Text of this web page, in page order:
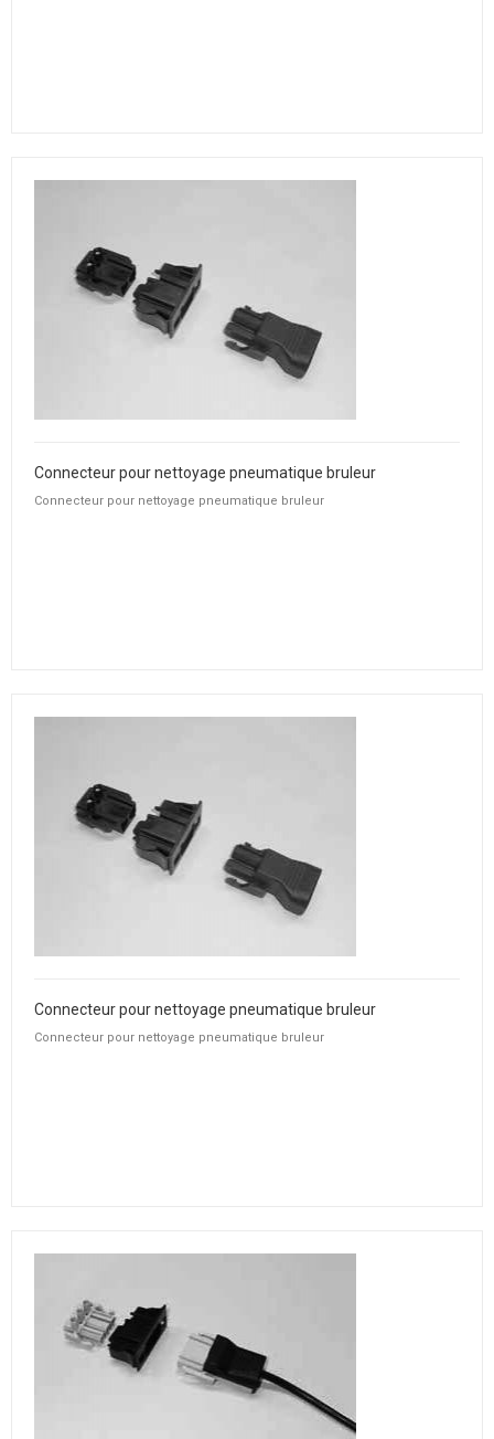
Connecteur pour nettoyage pneumatique bruleur
Connecteur pour nettoyage pneumatique bruleur
Connecteur pour nettoyage pneumatique bruleur
Connecteur pour nettoyage pneumatique bruleur